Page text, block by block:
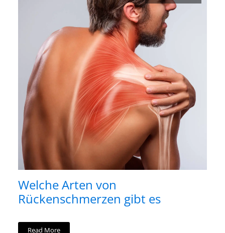
Welche Arten von
Rückenschmerzen gibt es
Read More